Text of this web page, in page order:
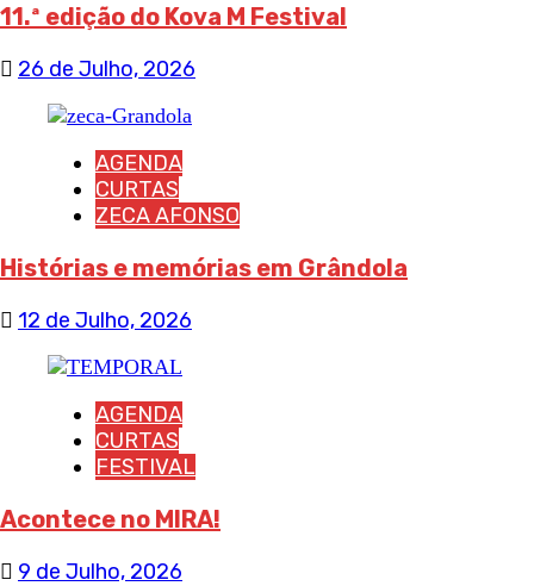
11.ª edição do Kova M Festival
26 de Julho, 2026
AGENDA
CURTAS
ZECA AFONSO
Histórias e memórias em Grândola
12 de Julho, 2026
AGENDA
CURTAS
FESTIVAL
Acontece no MIRA!
9 de Julho, 2026